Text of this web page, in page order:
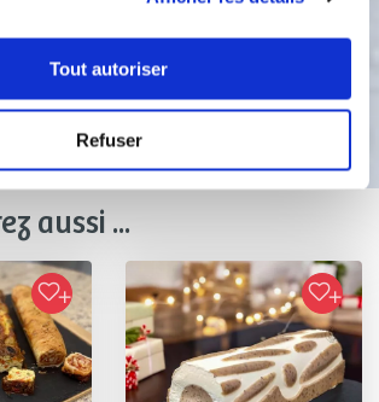
Tout autoriser
Refuser
appétit !
aussi ...